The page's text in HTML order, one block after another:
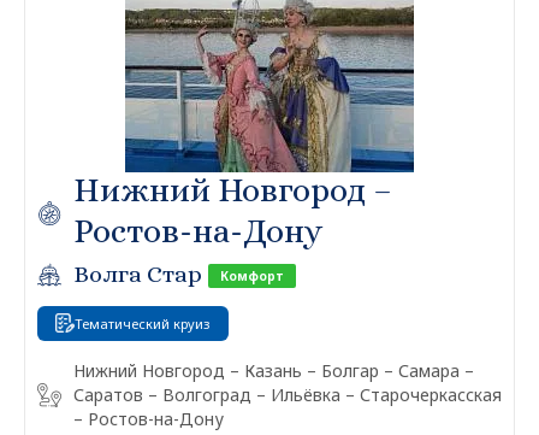
Нижний Новгород –
Ростов-на-Дону
Волга Стар Комфорт
Тематический круиз
Нижний Новгород – Казань – Болгар – Самара –
Саратов – Волгоград – Ильёвка – Старочеркасская
– Ростов-на-Дону